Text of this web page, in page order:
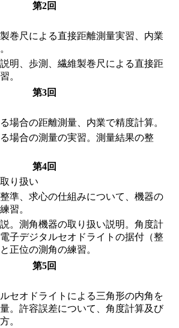
第2回
巻尺による直接距離測量実習、内業
明、歩測、繊維製巻尺による直接距
。
第3回
場合の距離測量、内業で精度計算。
場合の測量の実習。測量結果の整
第4回
り扱い
準、求心の仕組みについて、機器の
習。
。測角機器の取り扱い説明。角度計
子デジタルセオドライトの据付（整
正位の測角の練習。
第5回
セオドライトによる三角形の内角を
。許容誤差について、角度計算及び
。